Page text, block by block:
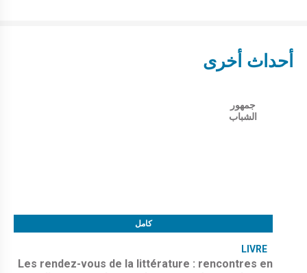
أحداث أخرى
كامل
جمهور
الشباب
LIVRE
Les rendez-vous de la littérature : rencontres en